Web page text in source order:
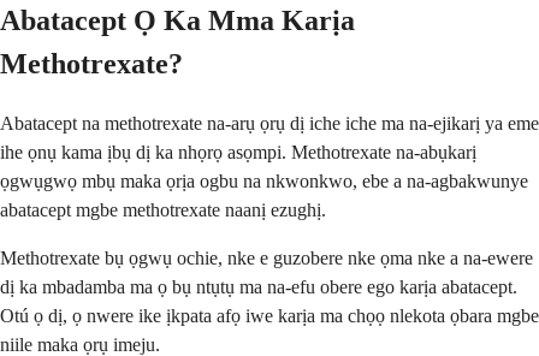
Abatacept Ọ Ka Mma Karịa
Methotrexate?
Abatacept na methotrexate na-arụ ọrụ dị iche iche ma na-ejikarị ya eme
ihe ọnụ kama ịbụ dị ka nhọrọ asọmpi. Methotrexate na-abụkarị
ọgwụgwọ mbụ maka ọrịa ogbu na nkwonkwo, ebe a na-agbakwunye
abatacept mgbe methotrexate naanị ezughị.
Methotrexate bụ ọgwụ ochie, nke e guzobere nke ọma nke a na-ewere
dị ka mbadamba ma ọ bụ ntụtụ ma na-efu obere ego karịa abatacept.
Otú ọ dị, ọ nwere ike ịkpata afọ iwe karịa ma chọọ nlekota ọbara mgbe
niile maka ọrụ imeju.